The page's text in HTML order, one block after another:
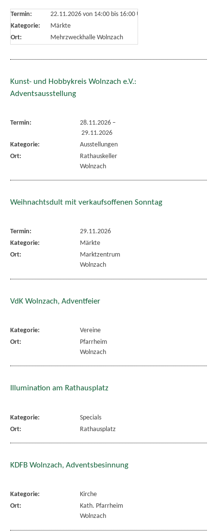
Termin: 22.11.2026 von 14:00bis 16:00 Uhr
Kategorie:
Märkte
Ort:
Mehrzweckhalle Wolnzach
Kunst- und Hobbykreis Wolnzach e.V.:
Adventsausstellung
Termin: 28.11.2026–
29.11.2026
Kategorie:
Ausstellungen
Ort:
Rathauskeller
Wolnzach
Weihnachtsdult mit verkaufsoffenen Sonntag
Termin:
29.11.2026
Kategorie:
Märkte
Ort:
Marktzentrum
Wolnzach
VdK Wolnzach, Adventfeier
Kategorie:
Vereine
Ort:
Pfarrheim
Wolnzach
Illumination am Rathausplatz
Kategorie:
Specials
Ort:
Rathausplatz
KDFB Wolnzach, Adventsbesinnung
Kategorie:
Kirche
Ort:
Kath. Pfarrheim
Wolnzach